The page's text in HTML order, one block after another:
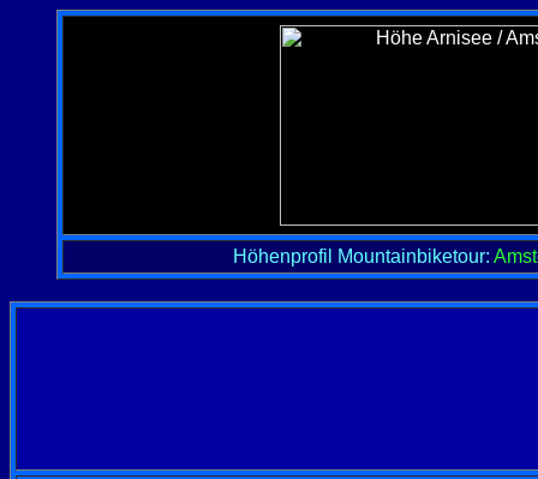
Höhenprofil Mountainbiketour: